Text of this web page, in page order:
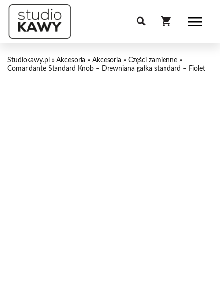
Studiokawy.pl » Akcesoria » Akcesoria » Części zamienne »
Comandante Standard Knob – Drewniana gałka standard – Fiolet